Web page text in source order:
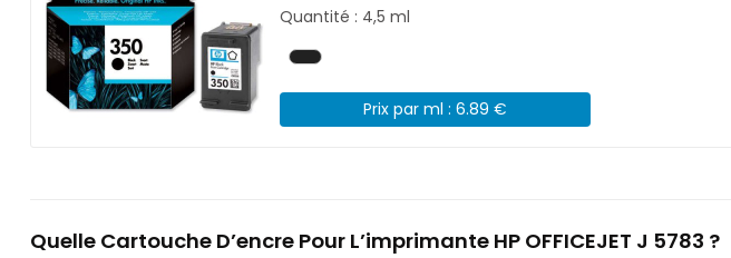
Quantité : 4,5 ml
Prix par ml : 6.89 €
Quelle Cartouche D’encre Pour L’imprimante HP OFFICEJET J 5783 ?